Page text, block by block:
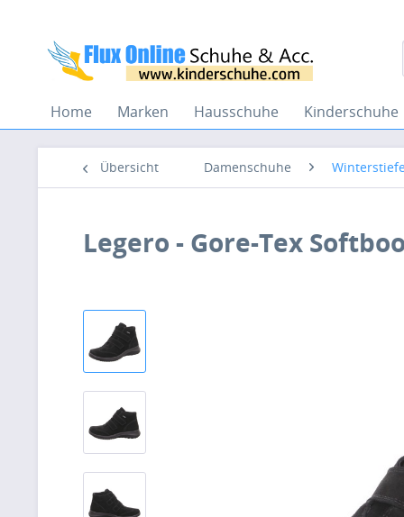
Home Marken Hausschuhe Kinderschuhe
Übersicht Damenschuhe
Legero - Gore-Tex